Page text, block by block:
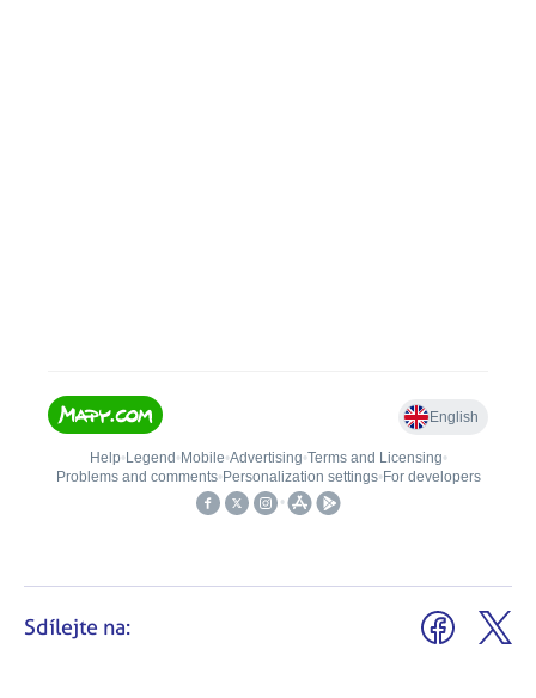
Sdílejte na: